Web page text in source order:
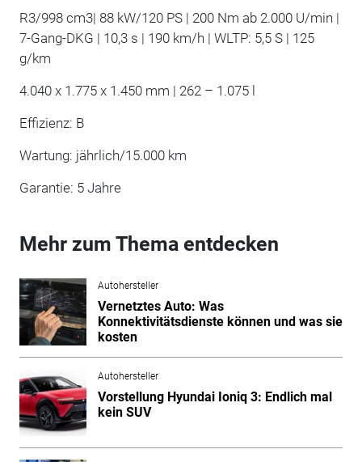
R3/998 cm3| 88 kW/120 PS | 200 Nm ab 2.000 U/min |
7-Gang-DKG | 10,3 s | 190 km/h | WLTP: 5,5 S | 125
g/km
4.040 x 1.775 x 1.450 mm | 262 – 1.075 l
Effizienz: B
Wartung: jährlich/15.000 km
Garantie: 5 Jahre
Mehr zum Thema entdecken
Autohersteller
Vernetztes Auto: Was
Konnektivitätsdienste können und was sie
kosten
Autohersteller
Vorstellung Hyundai Ioniq 3: Endlich mal
kein SUV